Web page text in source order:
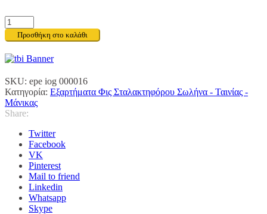
ΓΚΡΟΜΕΤ
ΦΙΣ
ΜΕ
ΛΑΣΤΙΧΟ
Φ
ποσότητα
Προσθήκη στο καλάθι
SKU: epe iog 000016
Κατηγορία: Εξαρτήματα Φις Σταλακτηφόρου Σωλήνα - Ταινίας -
Μάνικας
Share:
Twitter
Facebook
VK
Pinterest
Mail to friend
Linkedin
Whatsapp
Skype